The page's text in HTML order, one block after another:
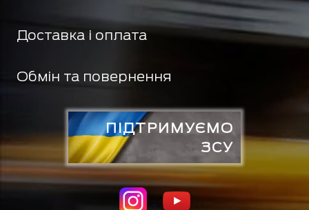
Доставка і оплата
Обмін та повернення
ПІДТРИМУЄМО
ЗСУ